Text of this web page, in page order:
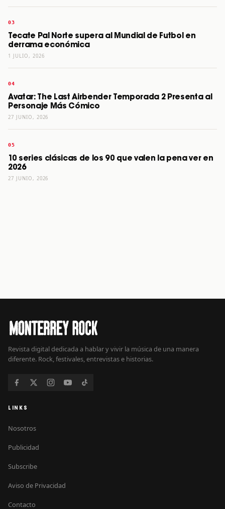
Tecate Pal Norte supera al Mundial de Futbol en
derrama económica
1 JULIO, 2026
Avatar: The Last Airbender Temporada 2 Presenta al
Personaje Más Cómico
27 JUNIO, 2026
10 series clásicas de los 90 que valen la pena ver en
2026
27 JUNIO, 2026
Revista digital dedicada a hablar y vivir la música de una manera
diferente. Rock, festivales, entrevistas e historias.
LINKS
Nosotros
Publicidad
Subscribe
Aviso de Privacidad
Contacto